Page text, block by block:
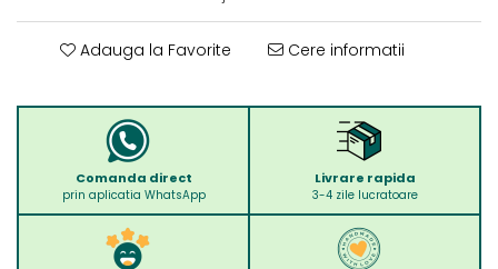
Adauga la Favorite Cere informatii
Comanda direct
prin aplicatia WhatsApp
Livrare rapida
3-4 zile lucratoare